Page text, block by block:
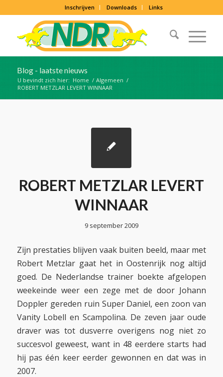
Inschrijven Downloads Links
Blog - laatste nieuws
U bevindt zich hier: Home / Algemeen /
ROBERT METZLAR LEVERT WINNAAR
ROBERT METZLAR LEVERT
WINNAAR
9 september 2009
Zijn prestaties blijven vaak buiten beeld, maar met
Robert Metzlar gaat het in Oostenrijk nog altijd
goed. De Nederlandse trainer boekte afgelopen
weekeinde weer een zege met de door Johann
Doppler gereden ruin Super Daniel, een zoon van
Vanity Lobell en Scampolina. De zeven jaar oude
draver was tot dusverre overigens nog niet zo
succesvol geweest, want in 48 eerdere starts had
hij pas één keer eerder gewonnen en dat was in
2007.